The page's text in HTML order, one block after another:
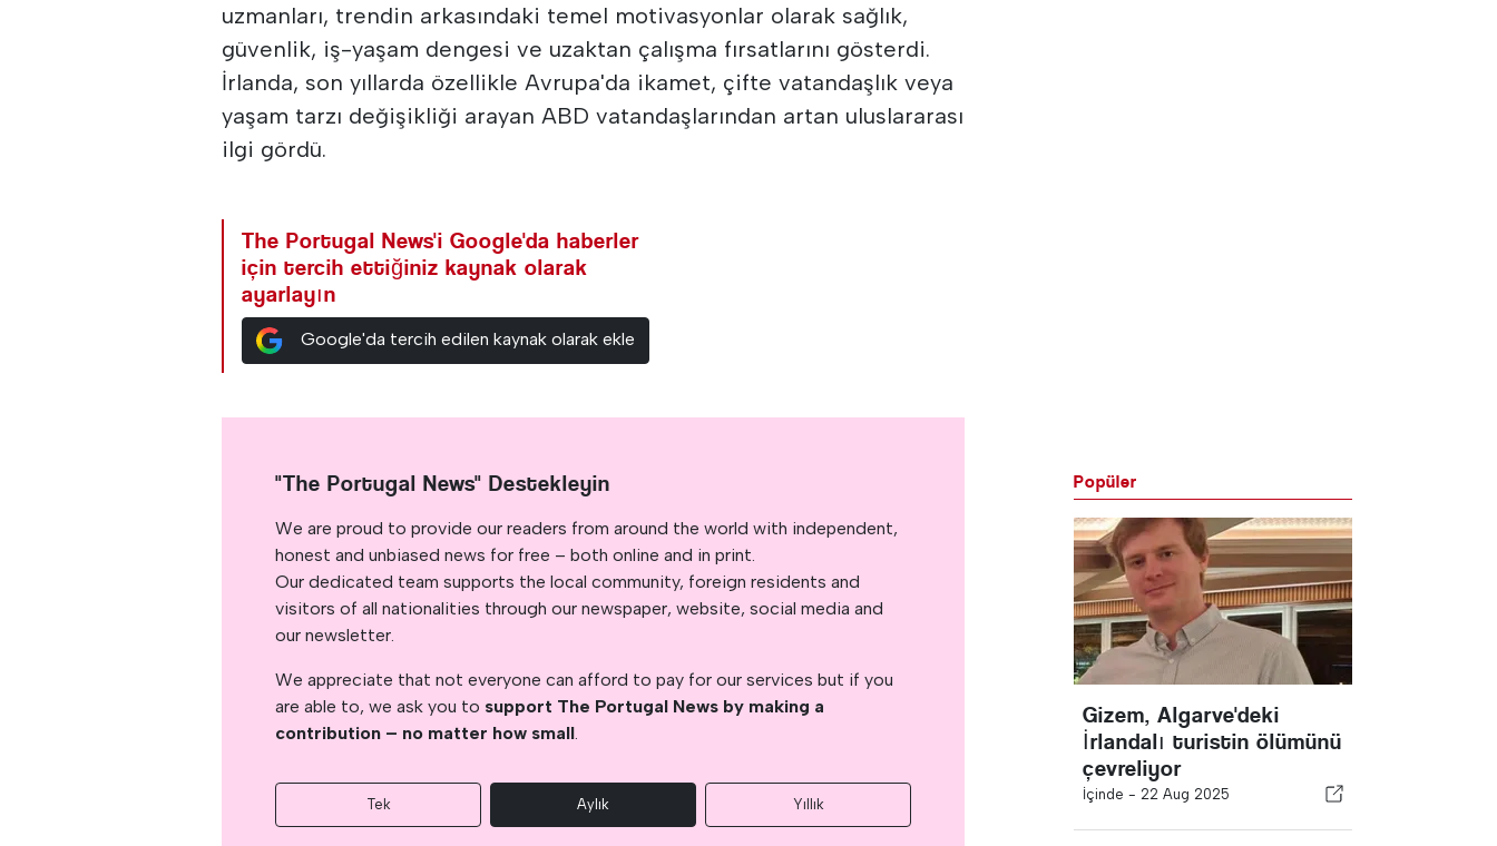
uzmanları, trendin arkasındaki temel motivasyonlar olarak sağlık,
güvenlik, iş-yaşam dengesi ve uzaktan çalışma fırsatlarını gösterdi.
İrlanda, son yıllarda özellikle Avrupa'da ikamet, çifte vatandaşlık veya
yaşam tarzı değişikliği arayan ABD vatandaşlarından artan uluslararası
ilgi gördü.
The Portugal News'i Google'da haberler
için tercih ettiğiniz kaynak olarak
ayarlayın
Google'da tercih edilen kaynak olarak ekle
"The Portugal News" Destekleyin
We are proud to provide our readers from around the world with independent,
honest and unbiased news for free – both online and in print.
Our dedicated team supports the local community, foreign residents and
visitors of all nationalities through our newspaper, website, social media and
our newsletter.
We appreciate that not everyone can afford to pay for our services but if you
are able to, we ask you to support The Portugal News by making a
contribution – no matter how small
Tek Aylık Yıllık
Popüler
Gizem, Algarve'deki
İrlandalı turistin ölümünü
çevreliyor
İçinde - 22 Aug 2025